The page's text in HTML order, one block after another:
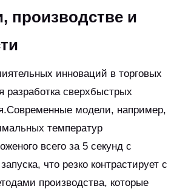
производстве и
инноваций в торговых
разработка сверхбыстрых
модели, например,
температур
всего за 5 секунд с
что резко контрастирует с
производства, которые